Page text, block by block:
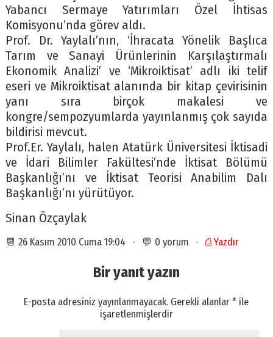
Yabancı Sermaye Yatırımları Özel İhtisas
Komisyonu’nda görev aldı.
Prof. Dr. Yaylalı’nın, ‘İhracata Yönelik Başlıca
Tarım ve Sanayi Ürünlerinin Karşılaştırmalı
Ekonomik Analizi’ ve ‘Mikroiktisat’ adlı iki telif
eseri ve Mikroiktisat alanında bir kitap çevirisinin
yanı sıra birçok makalesi ve
kongre/sempozyumlarda yayınlanmış çok sayıda
bildirisi mevcut.
Prof.Er. Yaylalı, halen Atatürk Üniversitesi İktisadi
ve İdari Bilimler Fakültesi’nde İktisat Bölümü
Başkanlığı’nı ve İktisat Teorisi Anabilim Dalı
Başkanlığı’nı yürütüyor.
Sinan Özçaylak
📆 26 Kasım 2010 Cuma 19:04 · 💬 0 yorum · ⎙ Yazdır
Bir yanıt yazın
E-posta adresiniz yayınlanmayacak. Gerekli alanlar* ile
işaretlenmişlerdir